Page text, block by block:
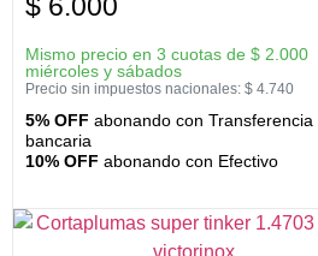
$ 6.000
Mismo precio en 3 cuotas de $ 2.000
miércoles y sábados
Precio sin impuestos nacionales: $ 4.740
5% OFF abonando con Transferencia
bancaria
10% OFF abonando con Efectivo